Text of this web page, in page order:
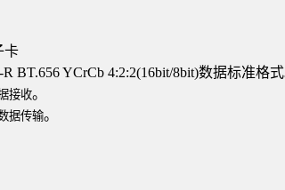
卡
BT.656 YCrCb 4:2:2(16bit/8bit)数据标准格式
接收。
据传输。